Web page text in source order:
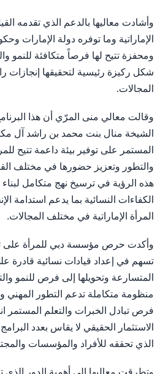
وأشادت معاليها بالدعم الذي تقدمه
الإماراتية وما توفره دولة الإمارات
ومحفزة تتيح لها فرصاً متكافئة للنمو
شكل ركيزة رئيسية لتحقيقها إنجازات
المجالات.
وقالت معالي منى المرّي أن هذا
الشيخة منال بنت محمد بن راشد آل
المستمر على توفير بيئة داعمة تتيح
والتطور وتعزيز حضورها في مختلف
هذه الرؤية في ترسيخ نهج متكامل لبناء
الكفاءات النسائية بما يدعم استدامة
المرأة الإماراتية في مختلف المجالات.
وأكدت حرص مؤسسة دبي للمرأة على
تسهم في إعداد قيادات نسائية قادرة
المتسارعة وتحويلها إلى فرص للنمو
منظومة متكاملة تدعم التطور المهني
فرص تبادل الخبرات والتعلم المستمر
الاستثمار الحقيقي لا يقاس بعدد البرامج
الذي تحققه للأفراد والمؤسسات